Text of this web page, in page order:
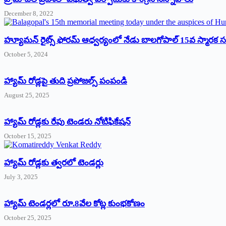
December 8, 2022
హ్యూమన్‌ రైట్స్‌ ఫోరమ్‌ ఆధ్వర్యంలో నేడు బాలగోపాల్‌ 15వ స్మారక
October 5, 2024
హ్యామ్‌ రోడ్లపై తుది ప్రపోజల్స్‌ పంపండి
August 25, 2025
హ్యామ్‌ రోడ్లకు రేపు టెండరు నోటిఫికేషన్‌
October 15, 2025
హ్యామ్‌ రోడ్లకు త్వరలో టెండర్లు
July 3, 2025
హ్యామ్‌ ‌టెండర్లలో రూ.8వేల కోట్ల కుంభకోణం
October 25, 2025